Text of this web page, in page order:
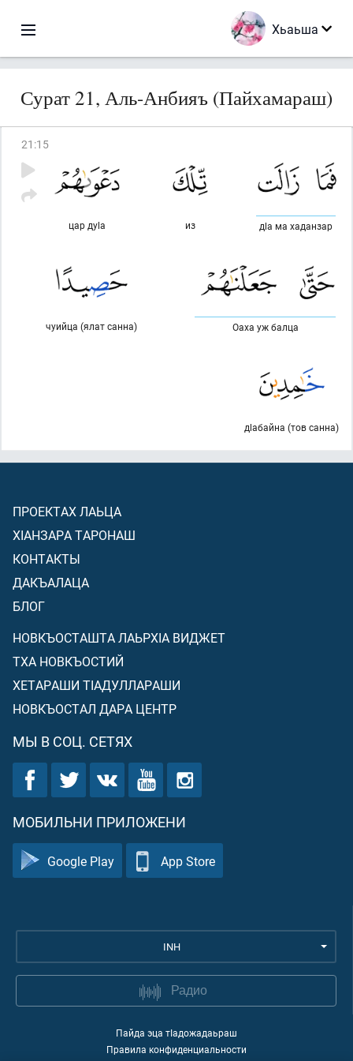
Хьаьша
Сурат 21, Аль-Анбияъ (Пайхамараш)
21 :15
дlа ма хаданзар
из
цар дуlа
Оаха уж балца
чуийца (ялат санна)
дlабайна (тов санна)
ПРОЕКТАХ ЛАЬЦА
ХIАНЗАРА ТАРОНАШ
КОНТАКТЫ
ДАКЪАЛАЦА
БЛОГ
НОВКЪОСТАШТА ЛАЬРХIА ВИДЖЕТ
ТХА НОВКЪОСТИЙ
ХЕТАРАШИ ТIАДУЛЛАРАШИ
НОВКЪОСТАЛ ДАРА ЦЕНТР
МЫ В СОЦ. СЕТЯХ
МОБИЛЬНИ ПРИЛОЖЕНИ
Google Play App Store
INH
Радио
Пайда эца тIадожадаьраш
Правила конфиденциальности